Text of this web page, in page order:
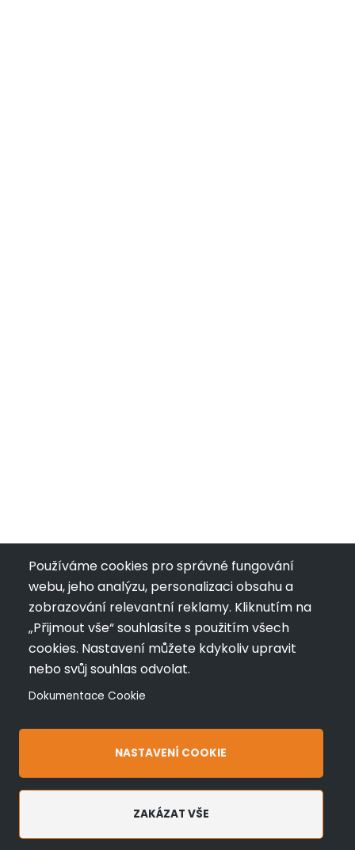
Používáme cookies pro správné fungování
webu, jeho analýzu, personalizaci obsahu a
zobrazování relevantní reklamy. Kliknutím na
„Přijmout vše“ souhlasíte s použitím všech
cookies. Nastavení můžete kdykoliv upravit
nebo svůj souhlas odvolat.
Dokumentace Cookie
NASTAVENÍ COOKIE
ZAKÁZAT VŠE